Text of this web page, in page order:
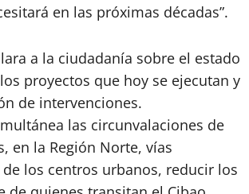
en las próximas décadas”.
a la ciudadanía sobre el estado
proyectos que hoy se ejecutan y
de intervenciones.
las circunvalaciones de
en la Región Norte, vías
los centros urbanos, reducir los